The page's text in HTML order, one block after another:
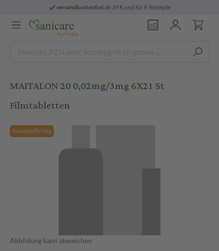
versandkostenfreiab 29 € und für E-Rezepte
MAITALON 20 0,02mg/3mg 6X21 St
Filmtabletten
Rezeptpflichtig
Abbildung kann abweichen